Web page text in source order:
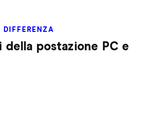
DIFFERENZA
della postazione PC e